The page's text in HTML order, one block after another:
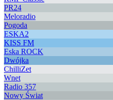
PR24
Meloradio
Pogoda
ESKA2
KISS FM
Eska ROCK
Dwójka
ChilliZet
Wnet
Radio 357
Nowy Świat